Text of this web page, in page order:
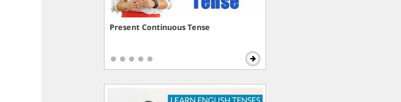
Present Continuous Tense